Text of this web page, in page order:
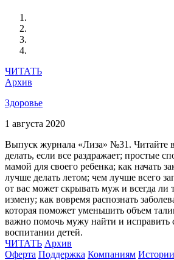
ЧИТАТЬ
Архив
Здоровье
1 августа 2020
Выпуск журнала «Лиза» №31. Читайте
делать, если все раздражает; простые
мамой для своего ребенка; как начать
лучше делать летом; чем лучше всего
от вас может скрывать муж и всегда ли
измену; как вовремя распознать
которая поможет уменьшить объем
важно помочь мужу найти и исправить
воспитании детей.
ЧИТАТЬ Архив
Оферта Поддержка Компаниям Истории